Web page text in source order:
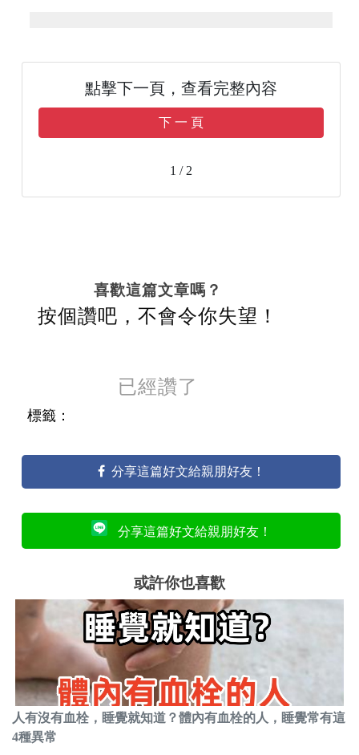
點擊下一頁，查看完整內容
下 一 頁
1 / 2
喜歡這篇文章嗎？
按個讚吧，不會令你失望！
已經讚了
標籤：
分享這篇好文給親朋好友！
分享這篇好文給親朋好友！
或許你也喜歡
人有沒有血栓，睡覺就知道？體內有血栓的人，睡覺常有這
4種異常